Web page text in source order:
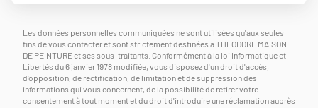
Les données personnelles communiquées ne sont utilisées qu'aux seules
fins de vous contacter et sont strictement destinées à THEODORE MAISON
DE PEINTURE et ses sous-traitants. Conformément à la loi Informatique et
Libertés du 6 janvier 1978 modifiée, vous disposez d'un droit d'accès,
d'opposition, de rectification, de limitation et de suppression des
informations qui vous concernent, de la possibilité de retirer votre
consentement à tout moment et du droit d'introduire une réclamation auprès